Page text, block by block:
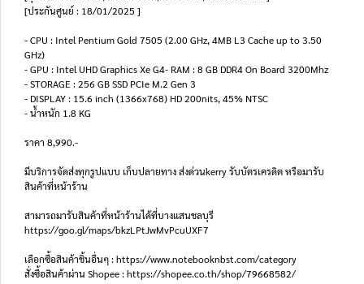
[ประกันศูนย์ : 18/01/2025 ]
- CPU : Intel Pentium Gold 7505 (2.00 GHz, 4MB L3 Cache up to 3.50
GHz)
- GPU : Intel UHD Graphics Xe G4- RAM : 8 GB DDR4 On Board 3200Mhz
- STORAGE : 256 GB SSD PCIe M.2 Gen 3
- DISPLAY : 15.6 inch (1366x768) HD 200nits, 45% NTSC
- น้ำหนัก 1.8 KG
ราคา 8,990.-
มีบริการจัดส่งทุกรูปแบบ เก็บปลายทาง ส่งด่วนkerry รับบัตรเครดิต หรือมารับ
สินค้าที่หน้าร้าน
สามารถมารับสินค้าที่หน้าร้านได้ที่บางแสนชลบุรี
https://goo.gl/maps/bkzLPtJwMvPcuUXF7
เลือกซื้อสินค้าชิ้นอื่นๆ : https://www.notebooknbst.com/category
สั่งซื้อสินค้าผ่าน Shopee : https://shopee.co.th/shop/79668582/